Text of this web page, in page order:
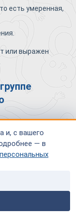
и, с вашего
— в
contacts
есть умеренная,
или выражен
входят детский
Ретта,
группе
психики
и сохраняется в